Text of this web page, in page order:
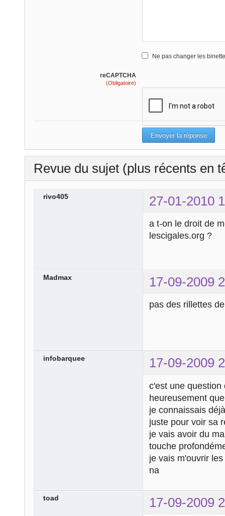
Ne pas changer les
reCAPTCHA
(Obligatoire)
Revue du sujet (plus récents en
rivo405 27-01-2010
a t-on le droit de
lescigales.org ?
Madmax 17-09-2009
pas des rillettes
infobarquee 17-09-2009
c'est une
heureusement
je connaissais
juste pour voir sa
je vais avoir du
touche
je vais m'ouvrir
na
toad 17-09-2009